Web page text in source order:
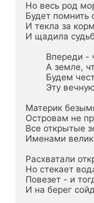
Но весь род
Будет помнить
И текла за
И щадила
Впереди
А
Будем
Эту
Материк
Островам не
Все открытые
Именами
Расхватали
Но стекает
Повезет - и
И на берег